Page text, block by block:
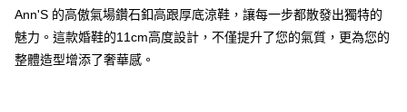
台新國際商業銀行
中國信託商業銀行
台灣樂天信用卡公司
元大商業銀行
永豐商業銀行
玉山商業銀行
星展（台灣）商業銀行
台灣樂天信用卡公司
街口支付
Ann'S 的高傲氣場鑽石釦高跟厚底涼鞋，讓每一步都散發出獨特的
魅力。這款婚鞋的11cm高度設計，不僅提升了您的氣質，更為您的
整體造型增添了奢華感。